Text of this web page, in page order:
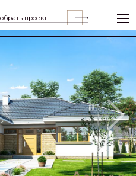
проект